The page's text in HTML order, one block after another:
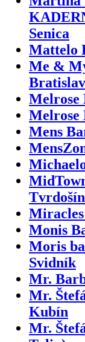
Senica
Mattelo
Me &
Melrose
Melrose
Mens
Tvrdošín
Monis
Moris
Svidník
Mr.
Mr.
Kubín
Mr.